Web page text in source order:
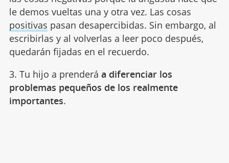
le demos vueltas una y otra vez. Las cosas
positivas pasan desapercibidas. Sin embargo, al
escribirlas y al volverlas a leer poco después,
quedarán fijadas en el recuerdo.
3. Tu hijo a prenderá a diferenciar los
problemas pequeños de los realmente
importantes.